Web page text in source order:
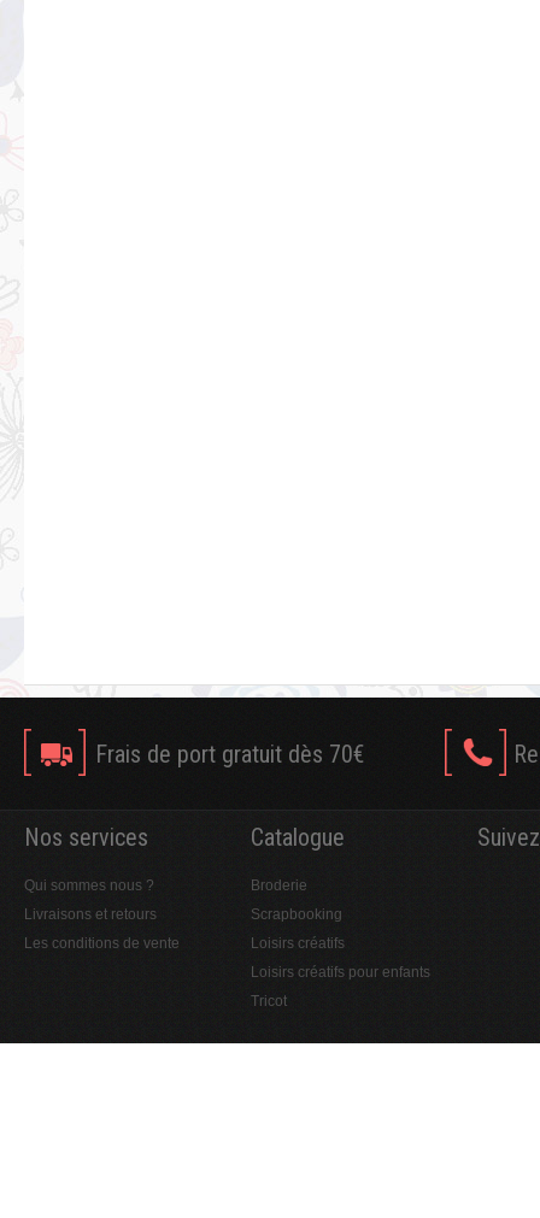
Frais de port gratuit dès 70€
Nos services
Qui sommes nous ?
Livraisons et retours
Les conditions de vente
Catalogue
Broderie
Scrapbooking
Loisirs créatifs
Loisirs créatifs pour enfants
Tricot